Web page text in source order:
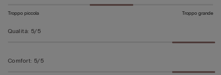
Troppo piccola Troppo grande
Qualità: 5/5
Comfort: 5/5